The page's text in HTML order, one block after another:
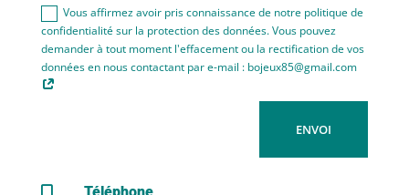
Vous affirmez avoir pris connaissance de notre politique de
confidentialité sur la protection des données. Vous pouvez
demander à tout moment l'effacement ou la rectification de vos
données en nous contactant par e-mail : bojeux85@gmail.com
ENVOI